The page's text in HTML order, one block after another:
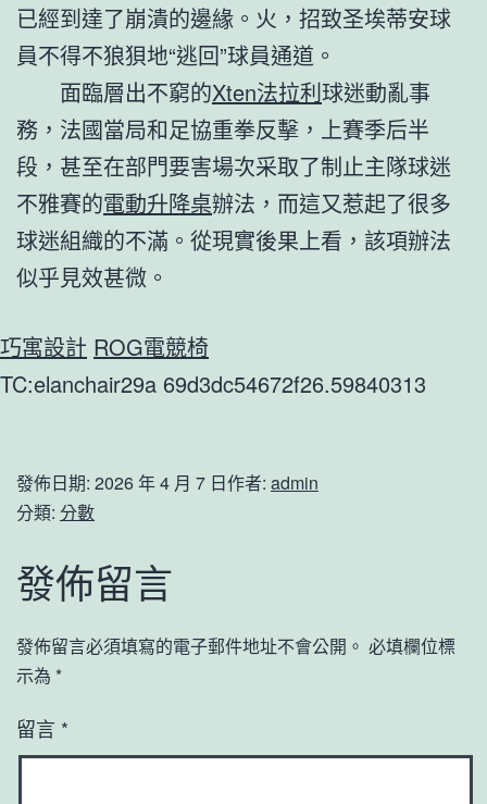
已經到達了崩潰的邊緣。火，招致圣埃蒂安球
員不得不狼狽地“逃回”球員通道。
面臨層出不窮的Xten法拉利球迷動亂事
務，法國當局和足協重拳反擊，上賽季后半
段，甚至在部門要害場次采取了制止主隊球迷
不雅賽的電動升降桌辦法，而這又惹起了很多
球迷組織的不滿。從現實後果上看，該項辦法
似乎見效甚微。
巧寓設計 ROG電競椅
TC:elanchair29a 69d3dc54672f26.59840313
發佈日期: 2026 年 4 月 7 日作者: admin
分類: 分數
發佈留言
發佈留言必須填寫的電子郵件地址不會公開。 必填欄位標
示為 *
留言 *